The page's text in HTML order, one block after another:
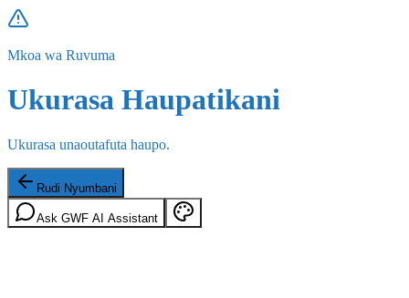
Mkoa wa Ruvuma
Ukurasa Haupatikani
Ukurasa unaoutafuta haupo.
Rudi Nyumbani
Ask GWF AI Assistant